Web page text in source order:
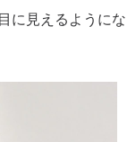
に見えるように